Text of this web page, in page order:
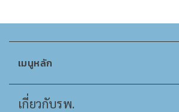
เมนูหลัก
เกี่ยวกับรพ.